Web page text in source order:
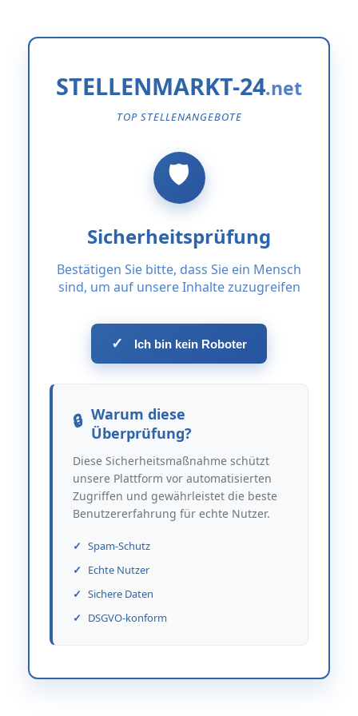
STELLENMARKT-24
TOP STELLENANGEBOTE
Sicherheitsprüfung
Bestätigen Sie bitte, dass Sie ein Mensch
sind, um auf unsere Inhalte zuzugreifen
✓ Ich bin kein Roboter
Warum diese
Überprüfung?
Diese Sicherheitsmaßnahme schützt
unsere Plattform vor automatisierten
Zugriffen und gewährleistet die beste
Benutzererfahrung für echte Nutzer.
Spam-Schutz
Echte Nutzer
Sichere Daten
DSGVO-konform